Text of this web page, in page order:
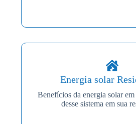
Energia solar
Benefícios da energia solar em
desse sistema em sua